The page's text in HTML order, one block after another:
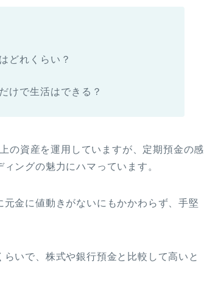
どれくらい？
けで生活はできる？
の資産を運用していますが、定期預金の感
ングの魅力にハマっています。
金に値動きがないにもかかわらず、手堅
いで、株式や銀行預金と比較して高いと